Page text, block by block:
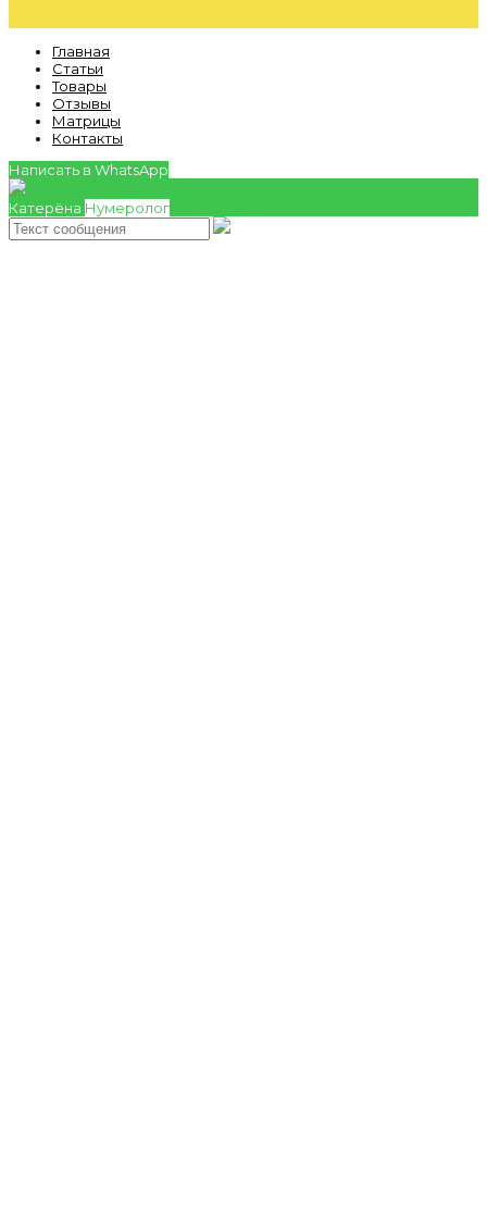
Главная
Статьи
Товары
Отзывы
Матрицы
Контакты
Написать в WhatsApp
Катерёна Нумеролог